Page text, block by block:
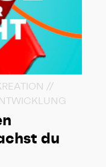
//
du